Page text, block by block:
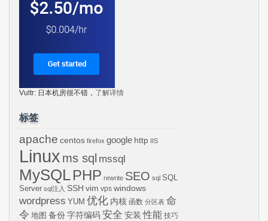
Vultr: 日本机房很不错， 了解详情
标签
apache centos firefox google http IIS
Linux ms sql mssql
MySQLPHP rewrite SEO sql SQL
Server sql注入 SSH vim vps windows
wordpress YUM 优化 内核 函数 分区表 命
令 地图 备份 字符编码 安全 安装 性能 技巧